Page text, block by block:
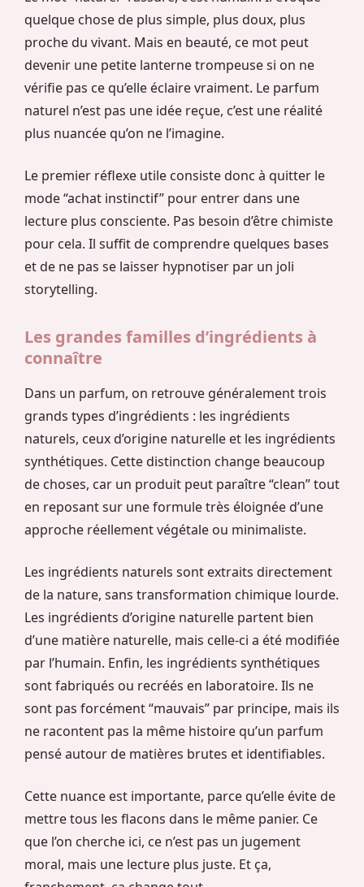
quelque chose de plus simple, plus doux, plus
proche du vivant. Mais en beauté, ce mot peut
devenir une petite lanterne trompeuse si on ne
vérifie pas ce qu’elle éclaire vraiment. Le parfum
naturel n’est pas une idée reçue, c’est une réalité
plus nuancée qu’on ne l’imagine.
Le premier réflexe utile consiste donc à quitter le
mode “achat instinctif” pour entrer dans une
lecture plus consciente. Pas besoin d’être chimiste
pour cela. Il suffit de comprendre quelques bases
et de ne pas se laisser hypnotiser par un joli
storytelling.
Les grandes familles d’ingrédients à
connaître
Dans un parfum, on retrouve généralement trois
grands types d’ingrédients : les ingrédients
naturels, ceux d’origine naturelle et les ingrédients
synthétiques. Cette distinction change beaucoup
de choses, car un produit peut paraître “clean” tout
en reposant sur une formule très éloignée d’une
approche réellement végétale ou minimaliste.
Les ingrédients naturels sont extraits directement
de la nature, sans transformation chimique lourde.
Les ingrédients d’origine naturelle partent bien
d’une matière naturelle, mais celle-ci a été modifiée
par l’humain. Enfin, les ingrédients synthétiques
sont fabriqués ou recréés en laboratoire. Ils ne
sont pas forcément “mauvais” par principe, mais ils
ne racontent pas la même histoire qu’un parfum
pensé autour de matières brutes et identifiables.
Cette nuance est importante, parce qu’elle évite de
mettre tous les flacons dans le même panier. Ce
que l’on cherche ici, ce n’est pas un jugement
moral, mais une lecture plus juste. Et ça,